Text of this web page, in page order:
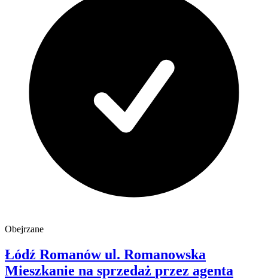
Obejrzane
Łódź Romanów ul. Romanowska
Mieszkanie na sprzedaż przez agenta